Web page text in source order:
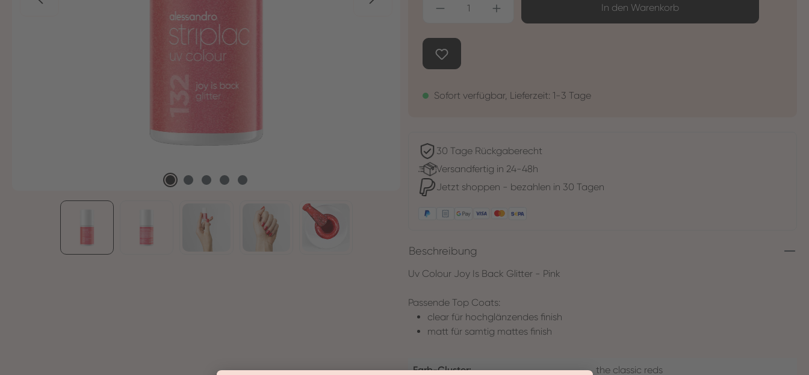
In den Warenkorb
Sofort verfügbar, Lieferzeit: 1-3 Tage
30 Tage Rückgaberecht
Versandfertig in 24-48h
Jetzt shoppen - bezahlen in 30 Tagen
Beschreibung
Uv Colour Joy Is Back Glitter - Pink
Passende Top Coats:
clear für hochglänzendes finish
matt für samtig mattes finish
Farb-Cluster: the classic reds